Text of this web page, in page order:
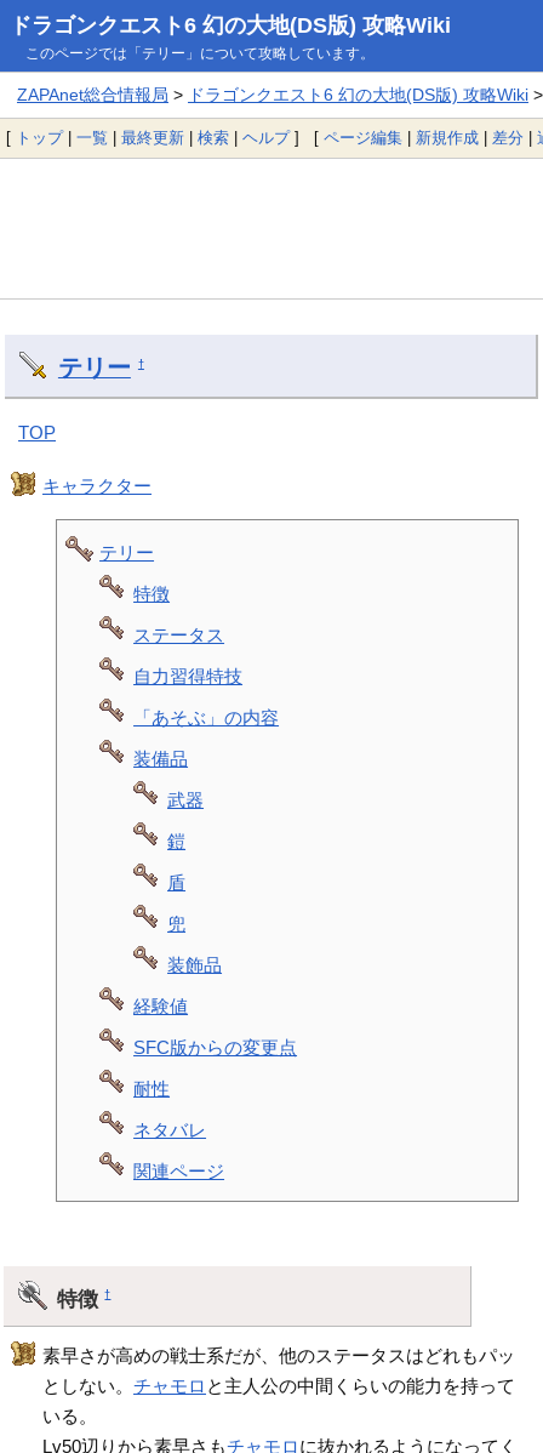
ドラゴンクエスト6 幻の大地(DS版) 攻略Wiki
このページでは「テリー」について攻略しています。
ZAPAnet総合情報局 > ドラゴンクエスト6 幻の大地(DS版) 攻略Wiki>
[ トップ| 一覧 | 最終更新 | 検索 | ヘルプ] [ ページ編集 | 新規作成 | 差分 |
テリー †
TOP
キャラクター
テリー
特徴
ステータス
自力習得特技
「あそぶ」の内容
装備品
武器
鎧
盾
兜
装飾品
経験値
SFC版からの変更点
耐性
ネタバレ
関連ページ
特徴†
素早さが高めの戦士系だが、他のステータスはどれもパッ
としない。チャモロ と主人公の中間くらいの能力を持って
いる。
Lv50辺りから素早さもチャモロに抜かれるようになってく